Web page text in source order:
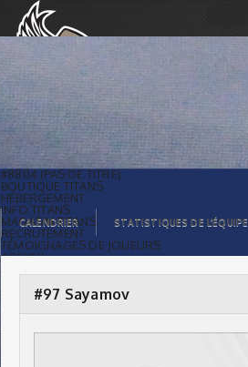
#97 Sayamov |
#8804 (PAS DE TITRE)
BOUTIQUE TITANS
HÉBERGEMENT
INFO TITANS
MAGASIN TITANS
RECRUTEMENT
TÉMOIGNAGES DE JOUEURS
ACCUEIL
GALERIE PHOTOS
STATISTIQUES
ORGANISATION
CALENDRIER STATISTIQUES DE L’ÉQUIPE
#97 Sayamov